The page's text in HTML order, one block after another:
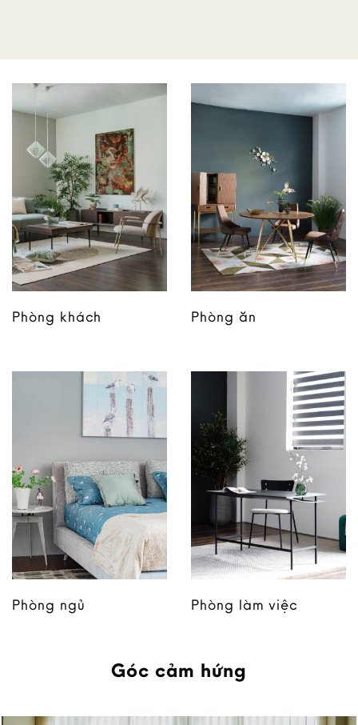
Phòng khách Phòng ăn
Phòng ngủ Phòng làm việc
Góc cảm hứng